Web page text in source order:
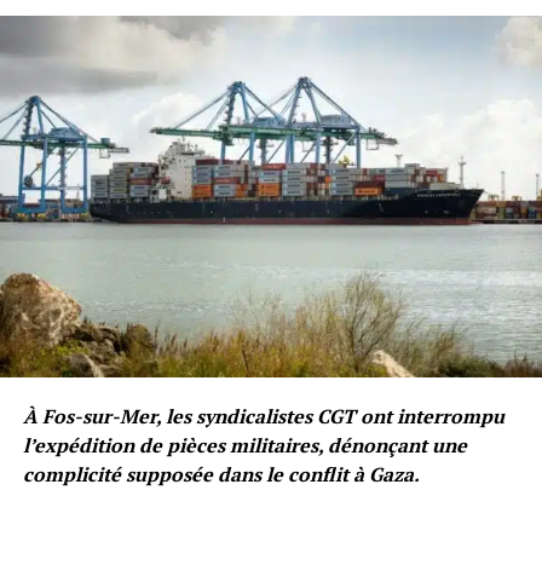
À Fos-sur-Mer, les syndicalistes CGT ont interrompu
l’expédition de pièces militaires, dénonçant une
complicité supposée dans le conflit à Gaza.